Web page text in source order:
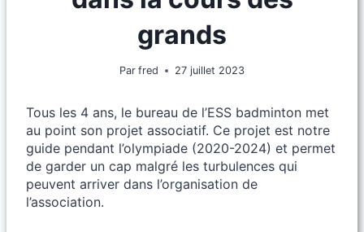
grands
Par fred 27 juillet 2023
Tous les 4 ans, le bureau de l’ESS badminton met
au point son projet associatif. Ce projet est notre
guide pendant l’olympiade (2020-2024) et permet
de garder un cap malgré les turbulences qui
peuvent arriver dans l’organisation de
l’association.